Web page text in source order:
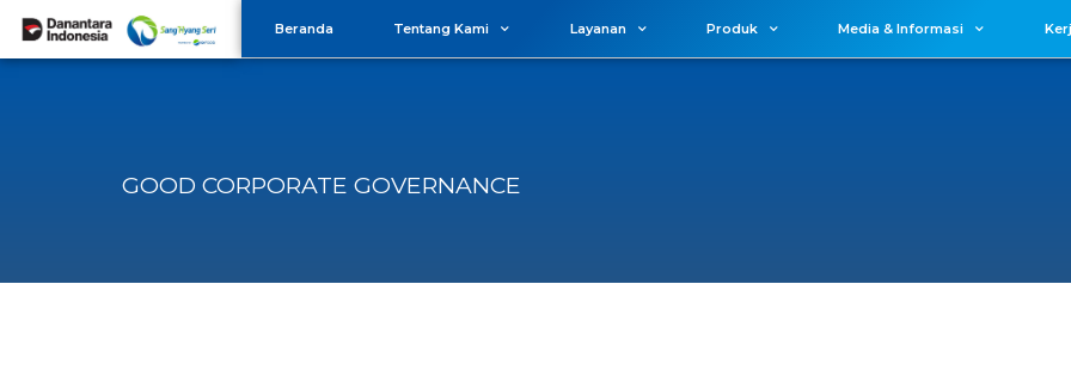
Beranda Tentang Kami Layanan Produk Media & Informasi
GOOD CORPORATE GOVERNANCE